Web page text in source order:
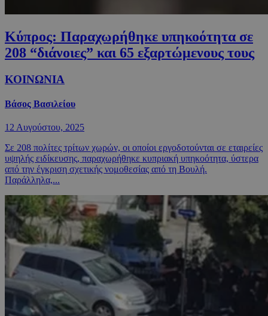
Κύπρος: Παραχωρήθηκε υπηκοότητα σε
208 “διάνοιες” και 65 εξαρτώμενους τους
ΚΟΙΝΩΝΙΑ
Βάσος Βασιλείου
12 Αυγούστου, 2025
Σε 208 πολίτες τρίτων χωρών, οι οποίοι εργοδοτούνται σε εταιρείες
υψηλής ειδίκευσης, παραχωρήθηκε κυπριακή υπηκοότητα, ύστερα
από την έγκριση σχετικής νομοθεσίας από τη Βουλή.
Παράλληλα,...